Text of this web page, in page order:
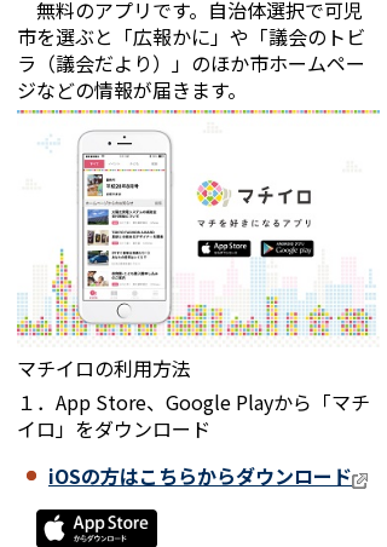
無料のアプリです。自治体選択で可児
市を選ぶと「広報かに」や「議会のトビ
ラ（議会だより）」のほか市ホームペー
ジなどの情報が届きます。
マチイロの利用方法
１．App Store、Google Playから「マチ
イロ」をダウンロード
iOSの方はこちらからダウンロード